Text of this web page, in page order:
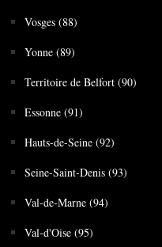
Vosges (88)
Yonne (89)
Territoire de Belfort (90)
Essonne (91)
Hauts-de-Seine (92)
Seine-Saint-Denis (93)
Val-de-Marne (94)
Val-d'Oise (95)